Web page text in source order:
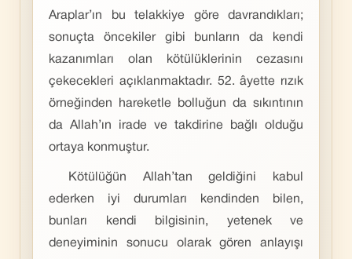
Araplar’ın bu telakkiye göre davrandıkları;
sonuçta öncekiler gibi bunların da kendi
kazanımları olan kötülüklerinin cezasını
çekecekleri açıklanmaktadır. 52. âyette rızık
örneğinden hareketle bolluğun da sıkıntının
da Allah’ın irade ve takdirine bağlı olduğu
ortaya konmuştur.
Kötülüğün Allah’tan geldiğini kabul
ederken iyi durumları kendinden bilen,
bunları kendi bilgisinin, yetenek ve
deneyiminin sonucu olarak gören anlayışı